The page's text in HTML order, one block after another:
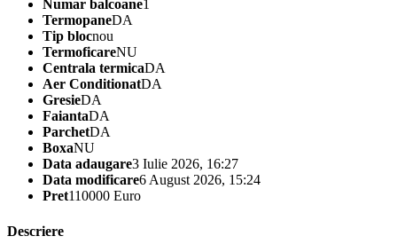
Numar balcoane1
TermopaneDA
Tip blocnou
TermoficareNU
Centrala termicaDA
Aer ConditionatDA
GresieDA
FaiantaDA
ParchetDA
BoxaNU
Data adaugare3 Iulie 2026, 16:27
Data modificare6 August 2026, 15:24
Pret110000 Euro
Descriere